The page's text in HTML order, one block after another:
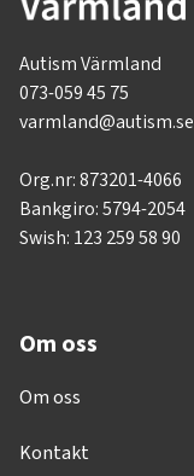
Autism Värmland
073-059 45 75
varmland@autism.se
Org.nr: 873201-4066
Bankgiro: 5794-2054
Swish: 123 259 58 90
Om oss
Om oss
Kontakt